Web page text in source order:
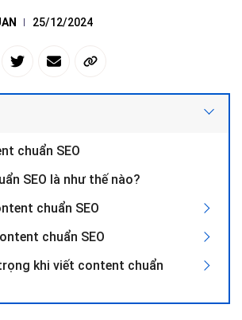
25/12/2024
chuẩn SEO
SEO là như thế nào?
chuẩn SEO
chuẩn SEO
khi viết content chuẩn